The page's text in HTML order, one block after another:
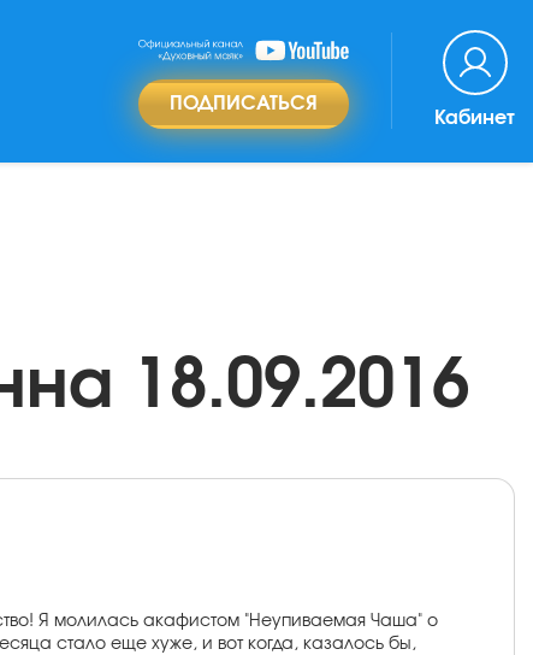
ПОДПИСАТЬСЯ
Кабинет
18.09.2016
Я молилась акафистом "Неупиваемая Чаша" о
стало еще хуже, и вот когда, казалось бы,